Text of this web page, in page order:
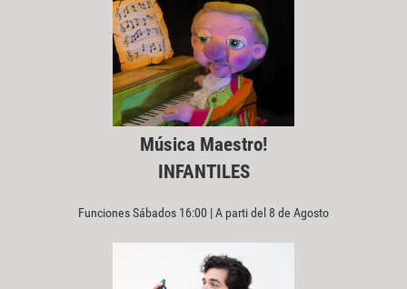
Música Maestro!
INFANTILES
Funciones Sábados 16:00 | A parti del 8 de Agosto